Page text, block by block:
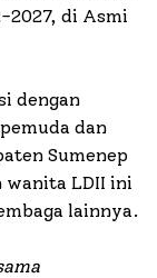
2027, di Asmi
dengan
dan
Sumenep
LDII ini
lainnya.